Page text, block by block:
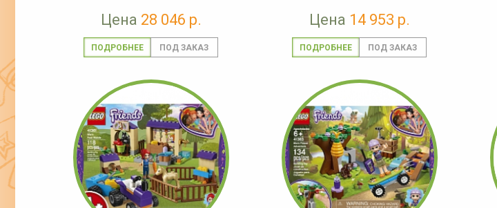
Цена 28 046 р.
ПОДРОБНЕЕ
Цена 14 953 р.
ПОДРОБНЕЕ